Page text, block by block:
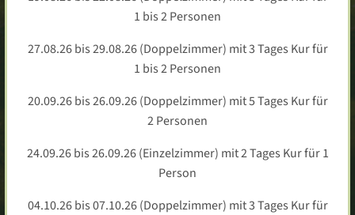
1 bis 2 Personen
27.08.26 bis 29.08.26 (Doppelzimmer) mit 3 Tages Kur für
1 bis 2 Personen
20.09.26 bis 26.09.26 (Doppelzimmer) mit 5 Tages Kur für
2 Personen
24.09.26 bis 26.09.26 (Einzelzimmer) mit 2 Tages Kur für 1
Person
04.10.26 bis 07.10.26 (Doppelzimmer) mit 3 Tages Kur für